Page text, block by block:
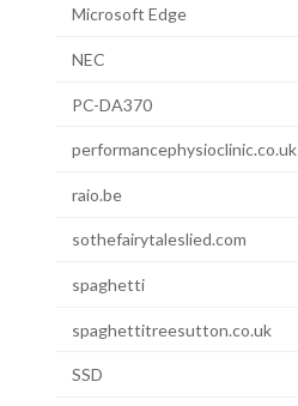
Microsoft Edge
NEC
PC-DA370
performancephysioclinic.co.uk
raio.be
sothefairytaleslied.com
spaghetti
spaghettitreesutton.co.uk
SSD